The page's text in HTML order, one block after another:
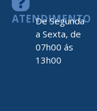
ATENDIMENTO
De Segunda
a Sexta, de
07h00 ás
13h00